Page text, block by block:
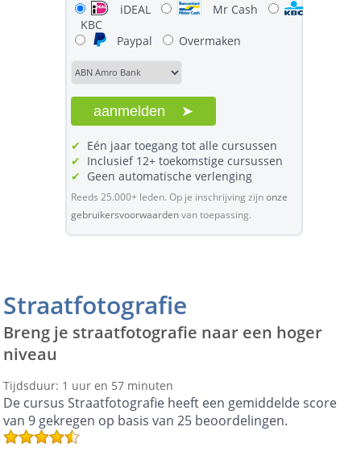
iDEAL
Mr Cash
KBC
Paypal
Overmaken
✔ Eén jaar toegang tot alle cursussen
✔ Inclusief 12+ toekomstige cursussen
✔ Geen automatische verlenging
Reeds 25.000+ leden. Op je inschrijving zijnonze
gebruikersvoorwaardenvan toepassing.
Straatfotografie
Breng je straatfotografie naar een hoger
niveau
Tijdsduur: 1 uur en 57 minuten
De cursus Straatfotografie heeft een gemiddelde score
van 9 gekregen op basis van 25 beoordelingen.